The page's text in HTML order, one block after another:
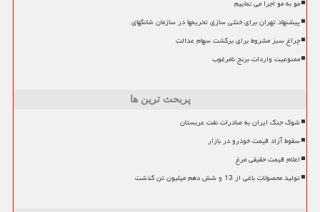
مو به مو اجرا می نماییم
پیشنهاد تهران برای خنثی سازی تحریمها در سازمان شانگهای
چراغ سبز مشروط برای برگشت سهام عدالت
ممنوعیت واردات برنج نامرغوب
پربحث ترین ها
شوک جنگ ایران به صادرات نفت عربستان
سقوط آزاد قیمت خودرو در بازار
اعلام قیمت حقیقی مرغ
تولید محصولات باغی از 13 و شش دهم میلیون تن گذشت